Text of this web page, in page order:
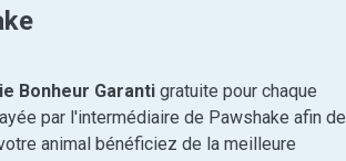
Bonheur Garanti gratuite pour chaque
par l'intermédiaire de Pawshake afin de
animal bénéficiez de la meilleure